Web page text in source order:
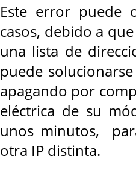
Este error puede
casos, debido a
una lista de
puede
apagando por
eléctrica de su
unos minutos,
otra IP distinta.